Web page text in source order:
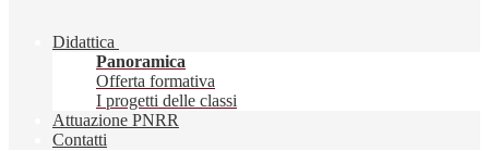
Didattica
Panoramica
Offerta formativa
I progetti delle classi
Attuazione PNRR
Contatti